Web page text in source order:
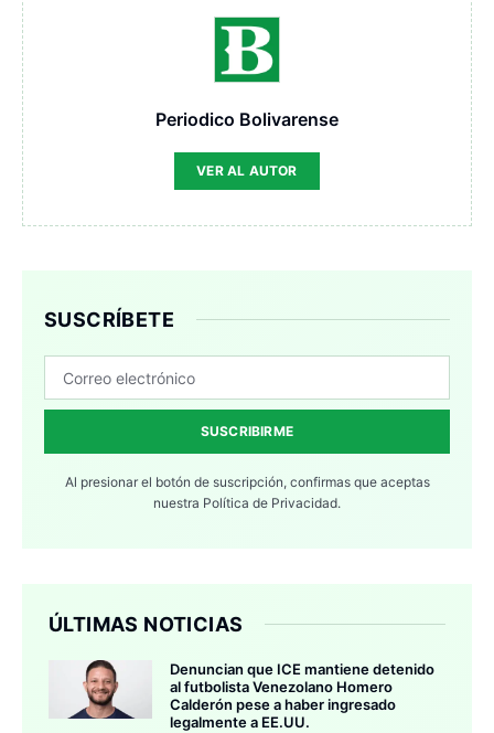
Periodico Bolivarense
VER AL AUTOR
SUSCRÍBETE
SUSCRIBIRME
Al presionar el botón de suscripción, confirmas que aceptas
nuestra Política de Privacidad.
ÚLTIMAS NOTICIAS
Denuncian que ICE mantiene detenido
al futbolista Venezolano Homero
Calderón pese a haber ingresado
legalmente a EE.UU.